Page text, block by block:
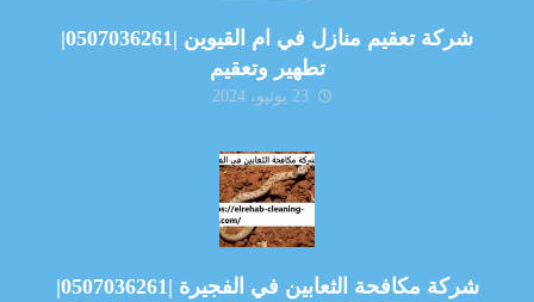
شركة تعقيم منازل في ام القيوين |0507036261|
تطهير وتعقيم
23 يونيو، 2024
شركة مكافحة الثعابين في الفجيرة |0507036261|